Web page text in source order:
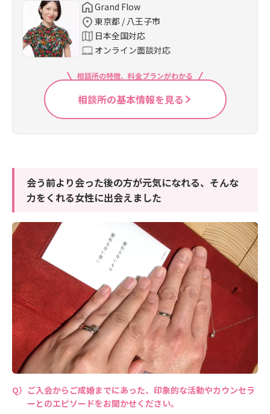
Grand Flow
東京都 / 八王子市
日本全国対応
オンライン面談対応
相談所の特徴、料金プランがわかる
相談所の基本情報を見る
会う前より会った後の方が元気になれる、そんな
力をくれる女性に出会えました
ご入会からご成婚までにあった、印象的な活動やカウンセラ
ーとのエピソードをお聞かせください。